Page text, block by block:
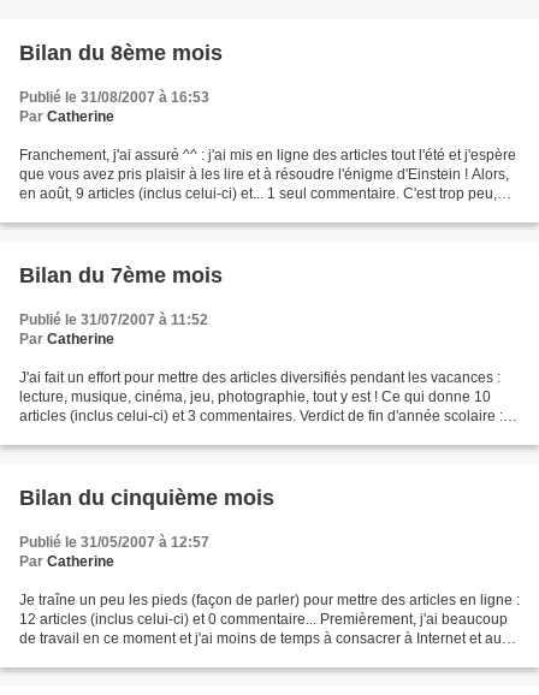
Bilan du 8ème mois
Publié le 31/08/2007 à 16:53
Par Catherine
Franchement, j'ai assuré ^^ : j'ai mis en ligne des articles tout l'été et j'espère
que vous avez pris plaisir à les lire et à résoudre l'énigme d'Einstein ! Alors,
en août, 9 articles (inclus celui-ci) et... 1 seul commentaire. C'est trop peu,
Bilan du 7ème mois
Publié le 31/07/2007 à 11:52
Par Catherine
J'ai fait un effort pour mettre des articles diversifiés pendant les vacances :
lecture, musique, cinéma, jeu, photographie, tout y est ! Ce qui donne 10
articles (inclus celui-ci) et 3 commentaires. Verdict de fin d'année scolaire :
Bilan du cinquième mois
Publié le 31/05/2007 à 12:57
Par Catherine
Je traîne un peu les pieds (façon de parler) pour mettre des articles en ligne :
12 articles (inclus celui-ci) et 0 commentaire... Premièrement, j'ai beaucoup
de travail en ce moment et j'ai moins de temps à consacrer à Internet et au